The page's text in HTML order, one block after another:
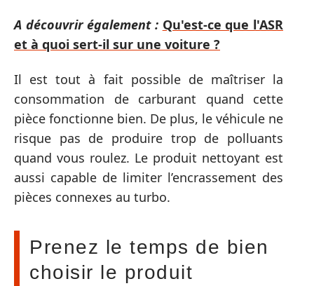
A découvrir également : Qu'est-ce que l'ASR
et à quoi sert-il sur une voiture ?
Il est tout à fait possible de maîtriser la
consommation de carburant quand cette
pièce fonctionne bien. De plus, le véhicule ne
risque pas de produire trop de polluants
quand vous roulez. Le produit nettoyant est
aussi capable de limiter l’encrassement des
pièces connexes au turbo.
Prenez le temps de bien
choisir le produit